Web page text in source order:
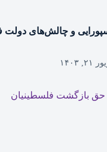
و چالش‌های دولت
۱۴۰۳